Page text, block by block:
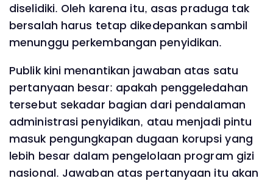
diselidiki. Oleh karena itu, asas praduga tak
bersalah harus tetap dikedepankan sambil
menunggu perkembangan penyidikan.
Publik kini menantikan jawaban atas satu
pertanyaan besar: apakah penggeledahan
tersebut sekadar bagian dari pendalaman
administrasi penyidikan, atau menjadi pintu
masuk pengungkapan dugaan korupsi yang
lebih besar dalam pengelolaan program gizi
nasional. Jawaban atas pertanyaan itu akan